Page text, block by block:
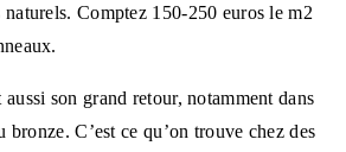
naturels. Comptez 150-250 euros le m2
son grand retour, notamment dans
bronze. C’est ce qu’on trouve chez des